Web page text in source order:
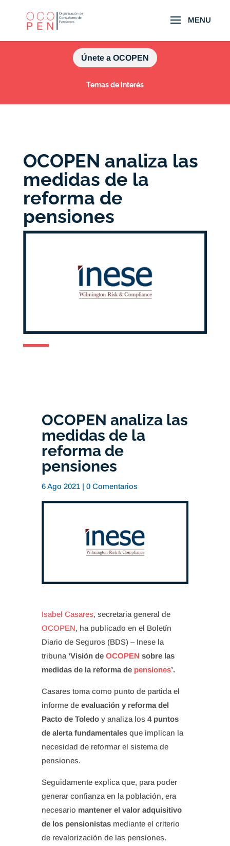
Únete a OCOPEN
Temas de interés
OCOPEN analiza las
medidas de la
reforma de
pensiones
OCOPEN analiza las
medidas de la
reforma de
pensiones
6 Ago 2021| 0 Comentarios
Isabel Casares, secretaria general de
OCOPEN, ha publicado en el Boletín
Diario de Seguros (BDS) – Inese la
tribuna ‘Visión de OCOPEN sobre las
medidas de la reforma de pensiones’.
Casares toma como punto de partida el
informe de evaluación y reforma del
Pacto de Toledoy analiza los 4 puntos
de alerta fundamentalesque implican la
necesidad de reformar el sistema de
pensiones.
Seguidamente explica que, para poder
generar confianza en la población, era
necesario mantener el valor adquisitivo
de los pensionistasmediante el criterio
de revalorización de las pensiones.